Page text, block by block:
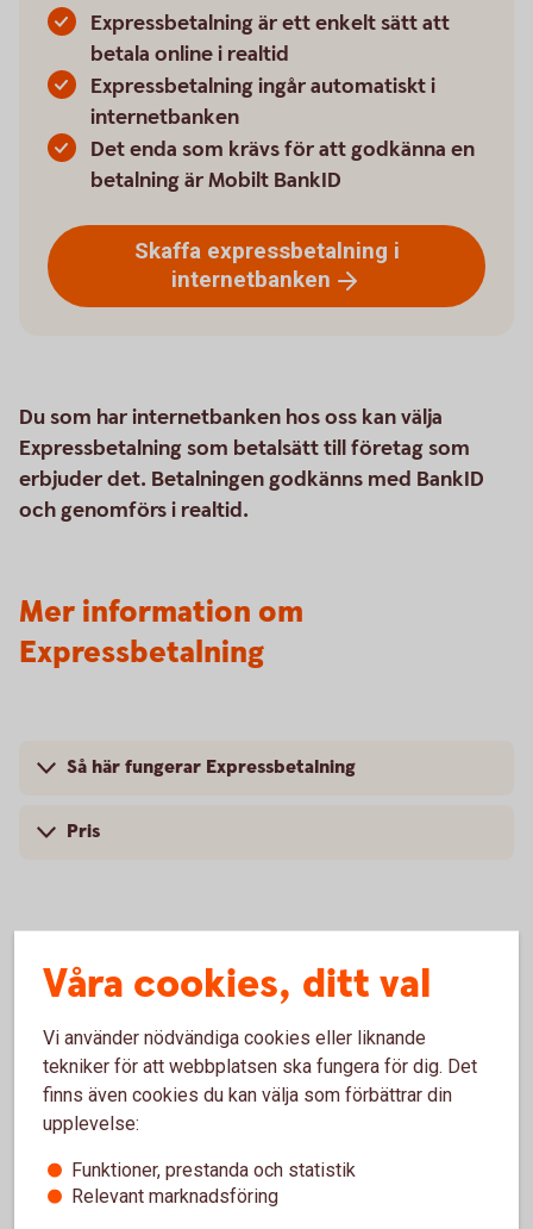
Expressbetalning är ett enkelt sätt att
betala online i realtid
Expressbetalning ingår automatiskt i
internetbanken
Det enda som krävs för att godkänna en
betalning är Mobilt BankID
Skaffa expressbetalning i
internetbanken
Du som har internetbanken hos oss kan välja
Expressbetalning som betalsätt till företag som
erbjuder det. Betalningen godkänns med BankID
och genomförs i realtid.
Mer information om
Expressbetalning
Så här fungerar Expressbetalning
Pris
Expressbetalning
När debiteras mitt konto om jag väljer
Expressbetalning?
Hur ser jag att jag har betalat med
Expressbetalning?
Våra cookies, ditt val
Vi använder nödvändiga cookies eller liknande
tekniker för att webbplatsen ska fungera för dig. Det
finns även cookies du kan välja som förbättrar din
upplevelse:
Funktioner, prestanda och statistik
Relevant marknadsföring